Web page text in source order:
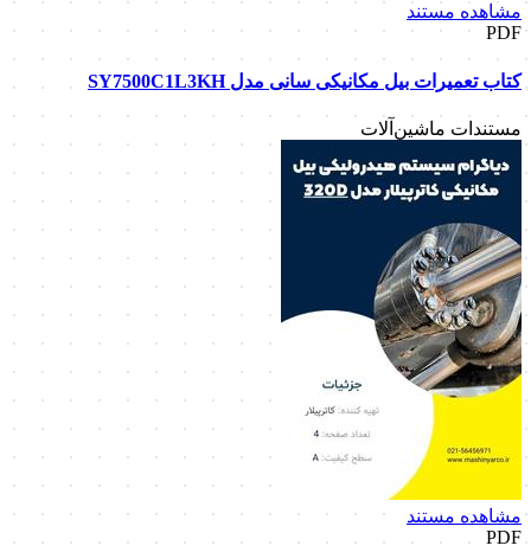
مشاهده مستند
PDF
کتاب تعمیرات بیل مکانیکی سانی مدل SY7500C1L3KH
مستندات ماشین‌آلات
مشاهده مستند
PDF